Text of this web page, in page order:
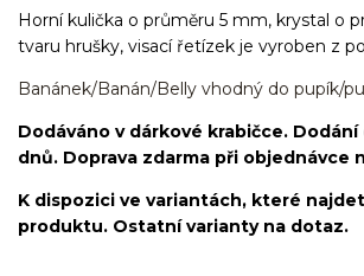
Horní kulička o průměru 5 mm, krystal o
tvaru hrušky, visací řetízek je vyroben z
Banánek/Banán/Belly vhodný do pupík/
Dodáváno v dárkové krabičce.
dnů. Doprava zdarma při objednávce
K dispozici ve variantách, které
produktu. Ostatní varianty na dotaz.